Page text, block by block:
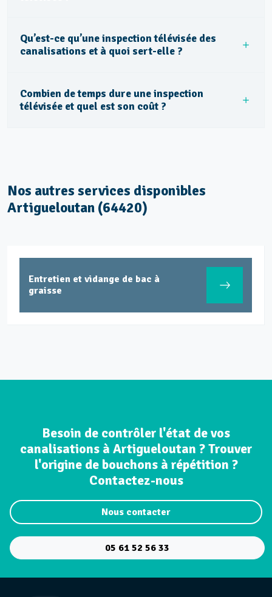
Qu’est-ce qu’une inspection télévisée des
canalisations et à quoi sert-elle ?
Combien de temps dure une inspection
télévisée et quel est son coût ?
Nos autres services disponibles
Artigueloutan (64420)
Entretien et vidange de bac à
graisse
Besoin de contrôler l'état de vos
canalisations à Artigueloutan ? Trouver
l'origine de bouchons à répétition ?
Contactez-nous
Nous contacter
05 61 52 56 33